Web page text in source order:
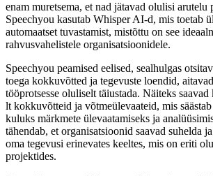
enam muretsema, et nad jätavad olulisi arutelu
Speechyou kasutab Whisper AI-d, mis toetab
automaatset tuvastamist, mistõttu on see
rahvusvahelistele organisatsioonidele.
Speechyou peamised eelised, sealhulgas
toega kokkuvõtted ja tegevuste loendid,
tööprotsesse oluliselt täiustada. Näiteks
lt kokkuvõtteid ja võtmeülevaateid, mis
kuluks märkmete ülevaatamiseks ja
tähendab, et organisatsioonid saavad suhelda
oma tegevusi erinevates keeltes, mis on eriti
projektides.